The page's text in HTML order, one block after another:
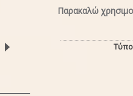
Παρακαλώ